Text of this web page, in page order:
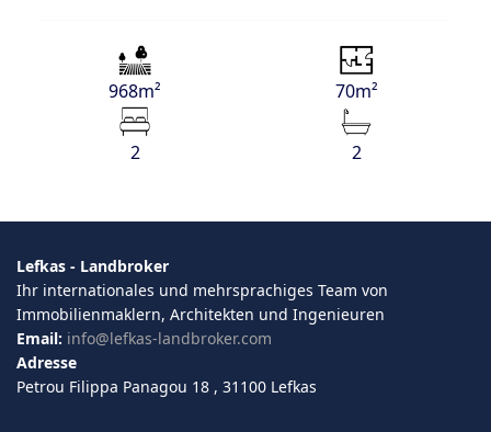
968m² 70m²
2 2
Lefkas - Landbroker
Ihr internationales und mehrsprachiges Team von
Immobilienmaklern, Architekten und Ingenieuren
Email: info@lefkas-landbroker.com
Adresse
Petrou Filippa Panagou 18 , 31100 Lefkas